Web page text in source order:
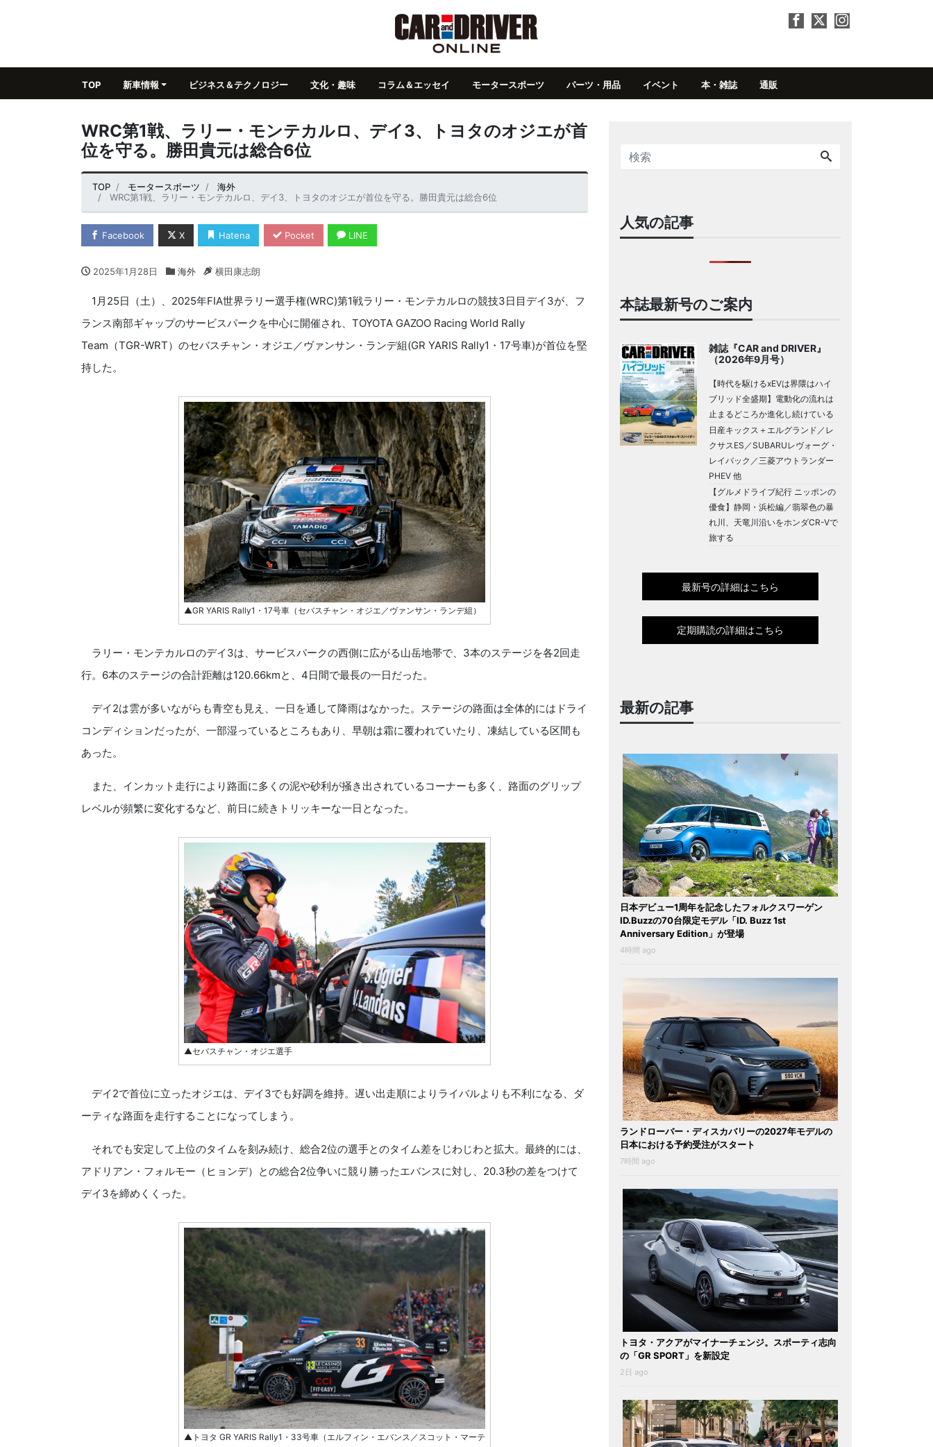
TOP 新車情報 ビジネス＆テクノロジー 文化・趣味 コラム＆エッセイ モータースポーツ パーツ・用品 イベント 本・雑誌 通販
WRC第1戦、ラリー・モンテカルロ、デイ3、トヨタのオジエが首
位を守る。勝田貴元は総合6位
TOP モータースポーツ
海外
WRC第1戦、ラリー・モンテカルロ、デイ3、トヨタのオジエが首位を守る。勝田貴元は総合6位
Facebook X Hatena Pocket LINE
2025年1月28日 海外 横田康志朗
1月25日（土）、2025年FIA世界ラリー選手権(WRC)第1戦ラリー・モンテカルロの競技3日目デイ3が、フ
ランス南部ギャップのサービスパークを中心に開催され、TOYOTA GAZOO Racing World Rally
Team（TGR-WRT）のセバスチャン・オジエ／ヴァンサン・ランデ組(GR YARIS Rally1・17号車)が首位を堅
持した。
▲GR YARIS Rally1・17号車（セバスチャン・オジエ／ヴァンサン・ランデ組）
ラリー・モンテカルロのデイ3は、サービスパークの西側に広がる山岳地帯で、3本のステージを各2回走
行。6本のステージの合計距離は120.66kmと、4日間で最長の一日だった。
デイ2は雲が多いながらも青空も見え、一日を通して降雨はなかった。ステージの路面は全体的にはドライ
コンディションだったが、一部湿っているところもあり、早朝は霜に覆われていたり、凍結している区間も
あった。
また、インカット走行により路面に多くの泥や砂利が掻き出されているコーナーも多く、路面のグリップ
レベルが頻繁に変化するなど、前日に続きトリッキーな一日となった。
▲セバスチャン・オジエ選手
デイ2で首位に立ったオジエは、デイ3でも好調を維持。遅い出走順によりライバルよりも不利になる、ダ
ーティな路面を走行することになってしまう。
それでも安定して上位のタイムを刻み続け、総合2位の選手とのタイム差をじわじわと拡大。最終的には、
アドリアン・フォルモー（ヒョンデ）との総合2位争いに競り勝ったエバンスに対し、20.3秒の差をつけて
デイ3を締めくくった。
▲トヨタ GR YARIS Rally1・33号車（エルフィン・エバンス／スコット・マーテ
人気の記事
本誌最新号のご案内
雑誌『CAR and DRIVER』
（2026年9月号）
【時代を駆けるxEVは界隈はハイ
ブリッド全盛期】電動化の流れは
止まるどころか進化し続けている
日産キックス＋エルグランド／レ
クサスES／SUBARUレヴォーグ・
レイバック／三菱アウトランダー
PHEV 他
【グルメドライブ紀行 ニッポンの
優食】静岡・浜松編／翡翠色の暴
れ川、天竜川沿いをホンダCR-Vで
旅する
最新号の詳細はこちら
定期購読の詳細はこちら
最新の記事
日本デビュー1周年を記念したフォルクスワーゲン
ID.Buzzの70台限定モデル「ID. Buzz 1st
Anniversary Edition」が登場
4時間 ago
ランドローバー・ディスカバリーの2027年モデルの
日本における予約受注がスタート
7時間 ago
トヨタ・アクアがマイナーチェンジ。スポーティ志向
の「GR SPORT」を新設定
2日 ago